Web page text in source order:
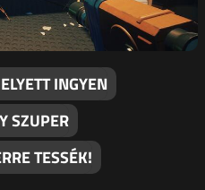
INGYEN
SZUPER
TESSÉK!